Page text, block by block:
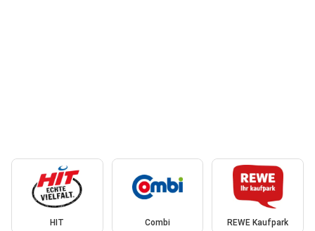
HIT Combi REWE Kaufpark